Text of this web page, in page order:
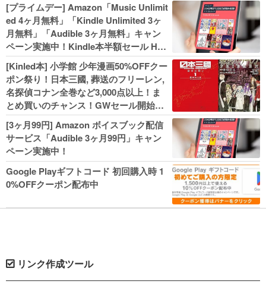
[プライムデー] Amazon「Music Unlimit
ed 4ヶ月無料」「Kindle Unlimited 3ヶ
月無料」「Audible 3ヶ月無料」キャン
ペーン実施中！Kindle本半額セール HU
NTER×HUNTERなど集英社、無職転生,
幼女戦記などKADOKAWA、キャプテン
翼100円セールも！
[Kinled本] 小学館 少年漫画50%OFFクー
ポン祭り！日本三國, 葬送のフリーレン,
名探偵コナン全巻など3,000点以上！ま
とめ買いのチャンス！GWセール開始！
人気コミック多数 カドカワ祭やIT関連本
がセールに！
[3ヶ月99円] Amazon ボイスブック配信
サービス「Audible 3ヶ月99円」キャン
ペーン実施中！
Google Playギフトコード 初回購入時 1
0%OFFクーポン配布中
リンク作成ツール